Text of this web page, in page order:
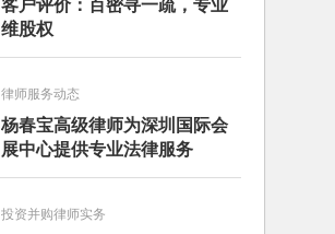
客户评价：百密寻一疏，专业
维股权
律师服务动态
杨春宝高级律师为深圳国际会
展中心提供专业法律服务
投资并购律师实务